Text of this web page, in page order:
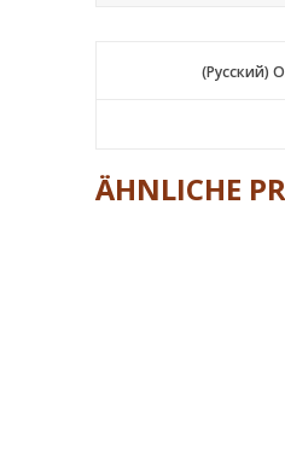
(Русский)
(Русский)
ÄHNLICHE